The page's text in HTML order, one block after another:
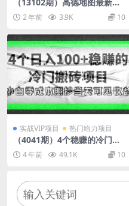
法 通过简单的复制粘贴 每两
分钟就可以赚8元 日入500+
2 年前 3.9K 10
实战VIP项目 热门给力项目
（4041期）4个稳赚的冷门搬
砖项目，每个项目日入100+小
白零成本照抄当天可见收益
4 年前 49.1K 10